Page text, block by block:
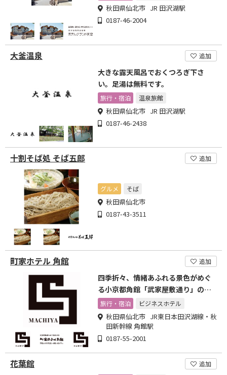
秋田県仙北市 JR 田沢湖駅
0187-46-2004
大釜温泉 追加
大きな露天風呂でおくつろぎ下さ
い。足湯は無料です。
旅行・宿泊 温泉旅館
秋田県仙北市 JR 田沢湖駅
0187-46-2438
十割そば処 そば五郎 追加
グルメ そば
秋田県仙北市
0187-43-3511
町家ホテル 角館 追加
四季折々、情緒あふれる景色がめぐ
る小京都角館「武家屋敷通り」の玄
関口からすぐ近く。
旅行・宿泊 ビジネスホテル
秋田県仙北市 JR東日本田沢湖線・秋
田新幹線 角館駅
0187-55-2001
花葉館
追加